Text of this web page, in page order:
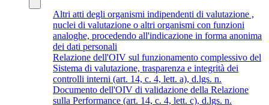
Altri atti degli organismi indipendenti di valutazione ,
nuclei di valutazione o altri organismi con funzioni
analoghe, procedendo all'indicazione in forma anonima
dei dati personali
Relazione dell'OIV sul funzionamento complessivo del
Sistema di valutazione, trasparenza e integrità dei
controlli interni (art. 14, c. 4, lett. a), d.lgs. n.
Documento dell'OIV di validazione della Relazione
sulla Performance (art. 14, c. 4, lett. c), d.lgs. n.